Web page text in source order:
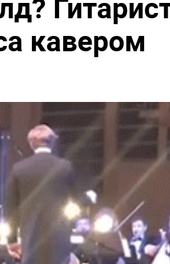
кавером